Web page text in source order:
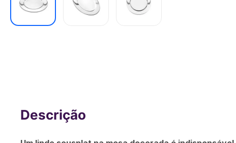
Sousplat Inox 30cm Up Home -